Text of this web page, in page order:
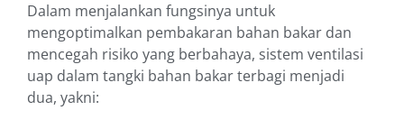
Dalam menjalankan fungsinya untuk
mengoptimalkan pembakaran bahan bakar dan
mencegah risiko yang berbahaya, sistem ventilasi
uap dalam tangki bahan bakar terbagi menjadi
dua, yakni: